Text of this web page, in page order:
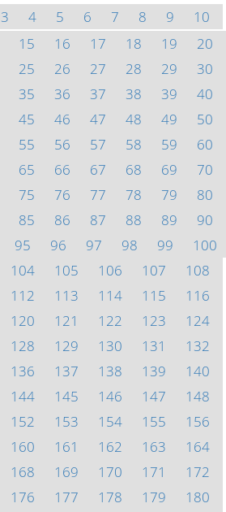
3 4 5 6 7 8 9
10
15 16 17 18 19
20
25 26 27 28 29
30
35 36 37 38 39
40
45 46 47 48 49
50
55 56 57 58 59
60
65 66 67 68 69
70
75 76 77 78 79
80
85 86 87 88 89
90
95 96 97 98 99
100
104 105 106 107
108
112 113 114 115
116
120 121 122 123
124
128 129 130 131
132
136 137 138 139
140
144 145 146 147
148
152 153 154 155
156
160 161 162 163
164
168 169 170 171
172
176 177 178 179
180